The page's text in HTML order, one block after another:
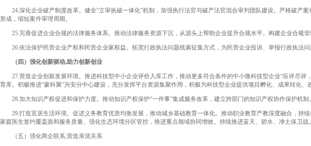
24.深化企业破产制度改革。健全“立审执破一体化”机制，加强执行法官与破产法官混合审判团队建设。严格破产
形成，缩短案件审理周期。
25.完善促进企业合规的法律服务体系。推动法律服务资源下沉，从源头上帮助企业提升合规水平。构建企业合规
26.依法保护民营企业产权和民营企业家权益。拓宽行政执法问题线索征集方式，为民营企业投诉、举报行政执法问
（四）强化创新驱动,助力创新创业
27.营造企业创新发展环境。推进科技型中小企业评价入库工作，推动更多符合条件的中小微科技型企业“应评尽评
育库。积极推进“蒙科聚”兴安分中心建设，充分发挥平台资源集聚作用，积极为科技型企业提供项目孵化、成果转化、
28.加大知识产权促进和保护力度。推动知识产权保护“一件事”集成服务改革，建立跨部门的知识产权协作保护机制
29.打造宜居生活环境。促进义务教育优质均衡发展，推动城乡基础教育一体化。推动职业教育产教深度融合，持
家庭医生签约覆盖面和服务质量。强化生态环境分区管控，推进重点领域协同增效。持续推进蓝天、碧水、净土保卫战。
（五）强化商企联系,营造亲清关系